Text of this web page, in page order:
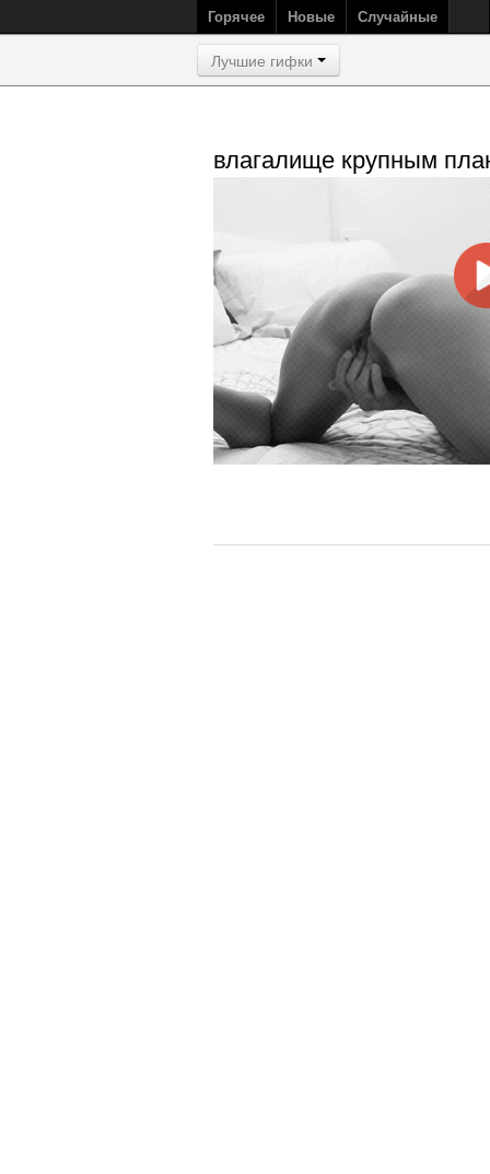
Горячее Новые Случайные
Лучшие гифки
влагалище крупным